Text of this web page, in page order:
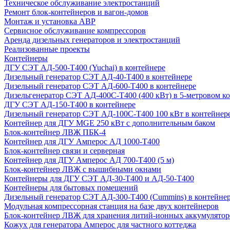
Техническое обслуживание электростанций
Ремонт блок-контейнеров и вагон-домов
Монтаж и установка АВР
Сервисное обслуживание компрессоров
Аренда дизельных генераторов и электростанций
Реализованные проекты
Контейнеры
ДГУ СЭТ АД-500-Т400 (Yuchai) в контейнере
Дизельный генератор СЭТ АД-40-Т400 в контейнере
Дизельный генератор СЭТ АД-600-Т400 в контейнере
Дизельгенератор СЭТ АД-400С-Т400 (400 кВт) в 5-метровом
ДГУ СЭТ АД-150-Т400 в контейнере
Дизельный генератор СЭТ АД-100С-Т400 100 кВт в
Контейнер для ДГУ MGE 250 кВт с дополнительным баком
Блок-контейнер ЛВЖ ПБК-4
Контейнер для ДГУ Амперос АД 1000-Т400
Блок-контейнер связи и серверная
Контейнер для ДГУ Амперос АД 700-Т400 (5 м)
Блок-контейнер ЛВЖ с вышибными окнами
Контейнеры для ДГУ СЭТ АД-30-Т400 и АД-50-Т400
Контейнеры для бытовых помещений
Дизельный генератор СЭТ АД-300-Т400 (Cummins) в
Модульная компрессорная станция на базе двух контейнеров
Блок-контейнер ЛВЖ для хранения литий-ионных
Кожух для генератора Амперос для частного коттеджа